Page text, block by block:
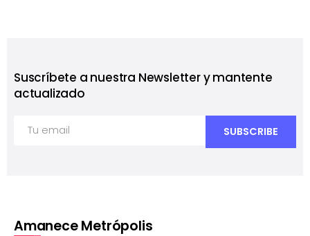
Suscríbete a nuestra Newsletter y mantente
actualizado
Amanece Metrópolis